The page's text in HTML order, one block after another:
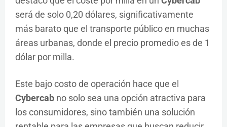
será de solo 0,20 dólares, significativamente
más barato que el transporte público en muchas
áreas urbanas, donde el precio promedio es de 1
dólar por milla.
Este bajo costo de operación hace que el
Cybercab no solo sea una opción atractiva para
los consumidores, sino también una solución